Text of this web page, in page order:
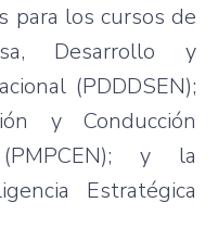
para los cursos de
Desarrollo y
(PDDDSEN);
y Conducción
y la
Estratégica